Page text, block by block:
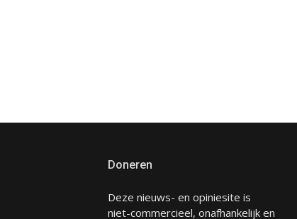
Doneren
Deze nieuws- en opiniesite is
niet-commercieel, onafhankelijk en